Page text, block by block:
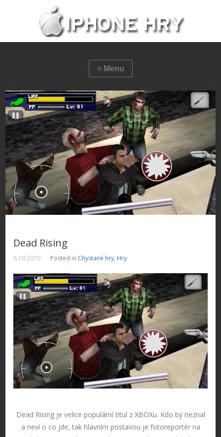
Dead Rising
6.10.2010 Posted in Chystané hry, Hry
Dead Rising je velice populární titul z XBOXu. Kdo by neznal
a neví o co jde, tak hlavním postavou je fotoreportér na